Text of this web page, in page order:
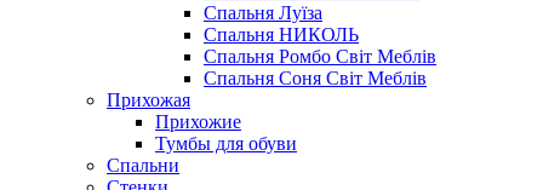
Спальня Луїза
Спальня НИКОЛЬ
Спальня Ромбо Світ Меблів
Спальня Соня Світ Меблів
Прихожая
Прихожие
Тумбы для обуви
Спальни